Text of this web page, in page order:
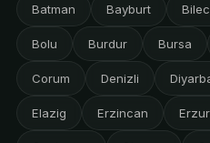
Batman Bayburt
Bolu Burdur Bursa
Corum Denizli
Elazig Erzincan